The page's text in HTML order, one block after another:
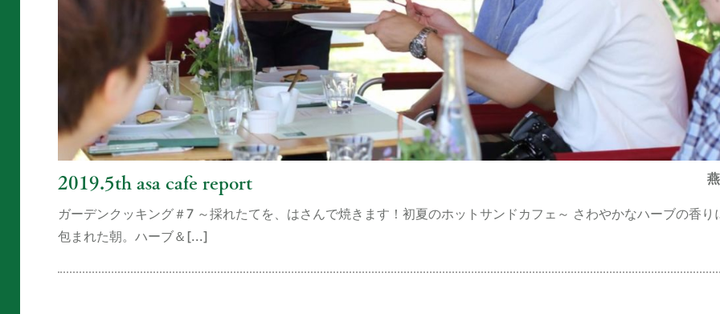
2019.5th asa cafe report
ガーデンクッキング＃7 ～採れたてを、はさんで焼きます！初夏のホットサンドカフェ～ さわやかなハーブの香り
包まれた朝。ハーブ＆[...]